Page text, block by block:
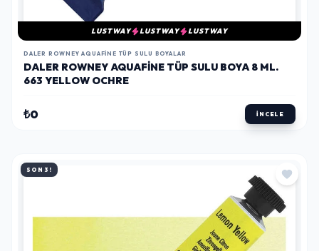
LUSTWAY LUSTWAY LUSTWAY
DALER ROWNEY AQUAFINE TÜP SULU BOYALAR
DALER ROWNEY AQUAFINE TÜP SULU BOYA 8 ML.
663 YELLOW OCHRE
₺0 İNCELE
SON 3!